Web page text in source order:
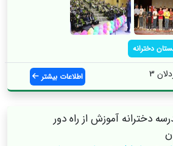
دخترانه
3 اطلاعات بیشتر
دخترانه آموزش از راه دور